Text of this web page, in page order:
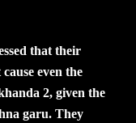
that their
even the
2, given the
garu. They